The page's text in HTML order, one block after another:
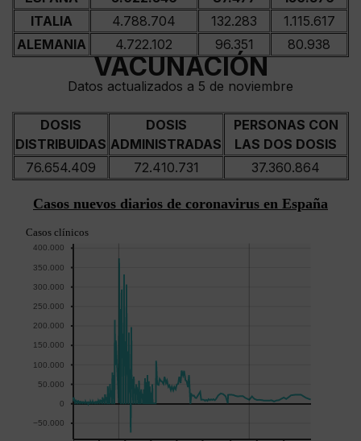
ITALIA
4.788.704 132.283
1.115.617
ALEMANIA
4.722.102 96.351 80.938
VACUNACIÓN
Datos actualizados a 5 de noviembre
DOSIS
DISTRIBUIDAS
DOSIS
ADMINISTRADAS
PERSONAS CON
LAS DOS DOSIS
76.654.409
72.410.731 37.360.864